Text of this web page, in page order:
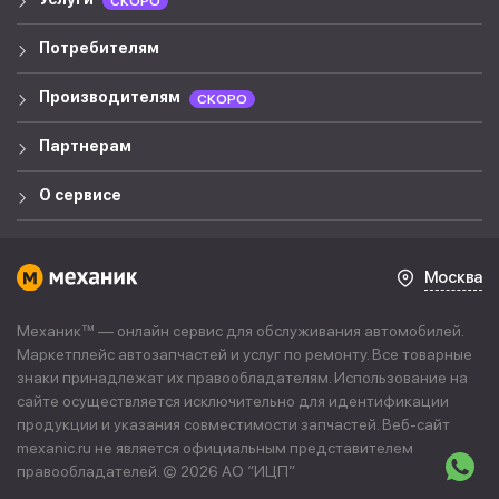
Потребителям
Производителям СКОРО
Партнерам
О сервисе
Москва
Механик™ — онлайн сервис для обслуживания автомобилей.
Маркетплейс автозапчастей и услуг по ремонту. Все товарные
знаки принадлежат их правообладателям. Использование на
сайте осуществляется исключительно для идентификации
продукции и указания совместимости запчастей. Веб-сайт
mexanic.ru не является официальным представителем
правообладателей. © 2026 АО “ИЦП”